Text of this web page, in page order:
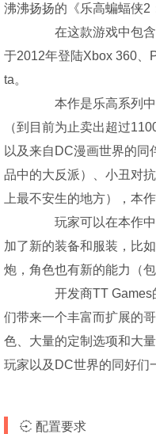
沸沸扬扬的《乐高蝙蝠
在这款游戏中包含
于2012年登陆Xbox 360
ta。
本作是乐高系列中
（到目前为止卖出超过
以及来自DC漫画世界的同
品中的大反派）、小丑对
上最不安生的地方），本
玩家可以在本作中
加了新的装备和服装，比
炮，角色也有新的能力（
开发商TT Games
们带来一个丰富而扩展的
色、大量的定制选项和大
玩家以及DC世界的同好们
配置要求